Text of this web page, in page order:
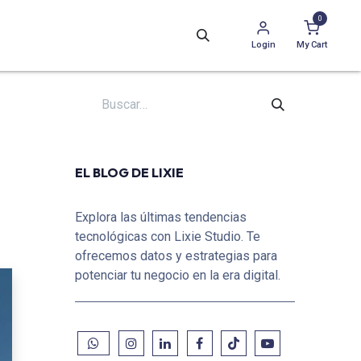
Login
0
My Cart
EL BLOG DE LIXIE
Explora las últimas tendencias
tecnológicas con Lixie Studio. Te
ofrecemos datos y estrategias para
potenciar tu negocio en la era digital.